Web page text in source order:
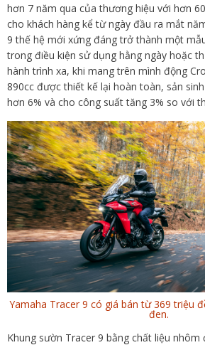
hơn 7 năm qua của thương hiệu với hơn
cho khách hàng kể từ ngày đầu ra mắt
9 thế hệ mới xứng đáng trở thành một
trong điều kiện sử dụng hằng ngày hoặc
hành trình xa, khi mang trên mình động
890cc được thiết kế lại hoàn toàn, sản
hơn 6% và cho công suất tăng 3% so với
Yamaha Tracer 9 có giá bán từ 369 triệu
đen.
Khung sườn Tracer 9 bằng chất liệu nhôm